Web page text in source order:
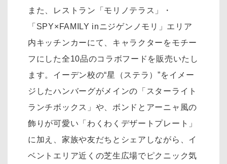
また、レストラン「モリノテラス」・
「SPY×FAMILY inニジゲンノモリ」エリア
内キッチンカーにて、キャラクターをモチー
フにした全10品のコラボフードを販売いたし
ます。イーデン校の“星（ステラ）”をイメー
ジしたハンバーグがメインの「スターライト
ランチボックス」や、ボンドとアーニャ風の
飾りが可愛い「わくわくデザートプレート」
に加え、家族や友だちとシェアしながら、イ
ベントエリア近くの芝生広場でピクニック気